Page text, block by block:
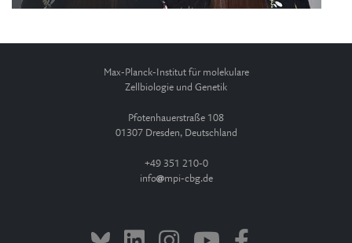
Max-Planck-Institut für molekulare
Zellbiologie und Genetik
Pfotenhauerstraße 108
01307 Dresden, Deutschland
+49 351 210-0
info
mpi-cbg.de